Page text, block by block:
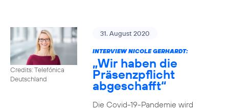
Credits: Telefónica
Deutschland
31. August 2020
INTERVIEW NICOLE GERHARDT:
„Wir haben die
Präsenzpflicht
abgeschafft“
Die Covid-19-Pandemie wird